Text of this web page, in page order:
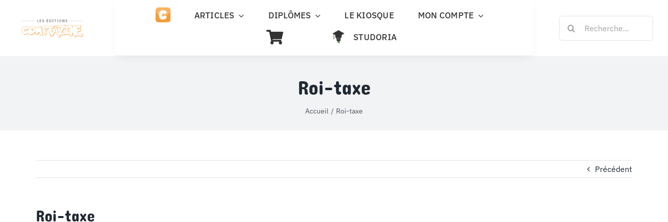
contenu
ARTICLES DIPLÔMES LE KIOSQUE
MON COMPTE
STUDORIA
Roi-taxe
Accueil Roi-taxe
Précédent
Roi-taxe